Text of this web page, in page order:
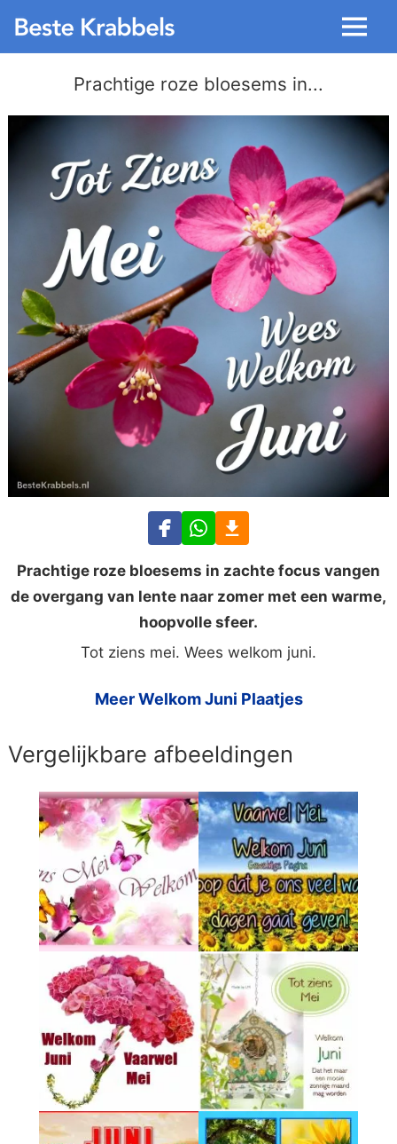
Menu
Prachtige roze bloesems in...
Prachtige roze bloesems in zachte focus vangen
de overgang van lente naar zomer met een warme,
hoopvolle sfeer.
Tot ziens mei. Wees welkom juni.
Meer Welkom Juni Plaatjes
Vergelijkbare afbeeldingen